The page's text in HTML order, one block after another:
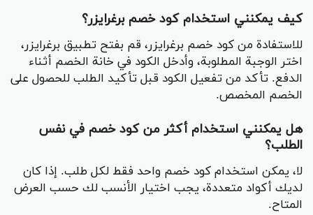
كيف يمكنني استخدام كود خصم برغرايزر؟
للاستفادة من كود خصم برغرايزر، قم بفتح تطبيق برغرايزر،
اختر الوجبة المطلوبة، وأدخل الكود في خانة الخصم أثناء
الدفع. تأكد من تفعيل الكود قبل تأكيد الطلب للحصول على
الخصم المخصص.
هل يمكنني استخدام أكثر من كود خصم في نفس
الطلب؟
لا، يمكن استخدام كود خصم واحد فقط لكل طلب. إذا كان
لديك أكواد متعددة، يجب اختيار الأنسب لك حسب العرض
المتاح.